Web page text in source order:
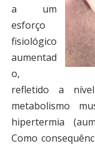
a um
esforço
fisiológico
aumentad
o,
refletido a
metabolismo
hipertermia
Como